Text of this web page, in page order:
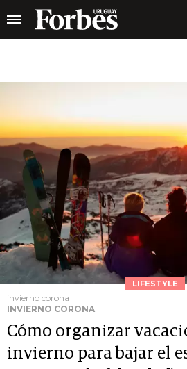
LIFESTYLE
invierno corona
INVIERNO CORONA
Cómo organizar
invierno para bajar el